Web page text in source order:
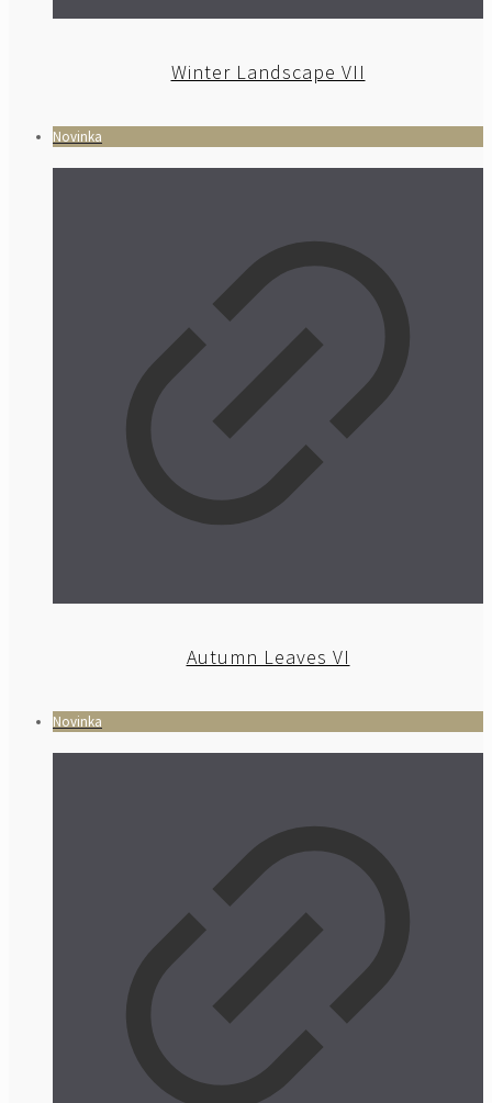
Winter Landscape VII
Novinka
Autumn Leaves VI
Novinka